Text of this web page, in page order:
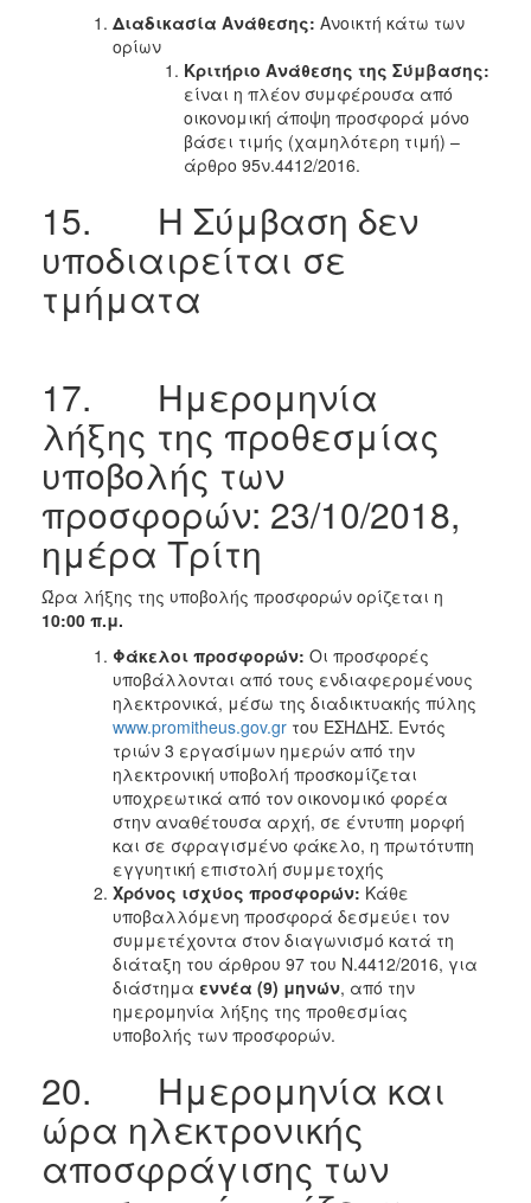
Διαδικασία Ανάθεσης: Ανοικτή κάτω των
ορίων
Κριτήριο Ανάθεσης της Σύμβασης:
είναι η πλέον συμφέρουσα από
οικονομική άποψη προσφορά μόνο
βάσει τιμής (χαμηλότερη τιμή) –
άρθρο 95ν.4412/2016.
15. Η Σύμβαση δεν
υποδιαιρείται σε
τμήματα
17. Ημερομηνία
λήξης της προθεσμίας
υποβολής των
προσφορών: 23/10/2018,
ημέρα Τρίτη
Ώρα λήξης της υποβολής προσφορών ορίζεται η
10:00 π.μ.
Φάκελοι προσφορών: Οι προσφορές
υποβάλλονται από τους ενδιαφερομένους
ηλεκτρονικά, μέσω της διαδικτυακής πύλης
www.promitheus.gov.gr του ΕΣΗΔΗΣ. Εντός
τριών 3 εργασίμων ημερών από την
ηλεκτρονική υποβολή προσκομίζεται
υποχρεωτικά από τον οικονομικό φορέα
στην αναθέτουσα αρχή, σε έντυπη μορφή
και σε σφραγισμένο φάκελο, η πρωτότυπη
εγγυητική επιστολή συμμετοχής
Χρόνος ισχύος προσφορών: Κάθε
υποβαλλόμενη προσφορά δεσμεύει τον
συμμετέχοντα στον διαγωνισμό κατά τη
διάταξη του άρθρου 97 του Ν.4412/2016, για
διάστημα εννέα (9) μηνών, από την
ημερομηνία λήξης της προθεσμίας
υποβολής των προσφορών.
20. Ημερομηνία και
ώρα ηλεκτρονικής
αποσφράγισης των